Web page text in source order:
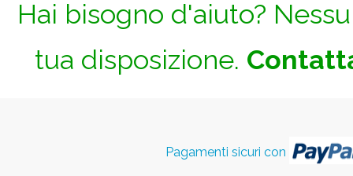
Hai bisogno d'aiuto?
tua disposizione.
Pagamenti sicuri con